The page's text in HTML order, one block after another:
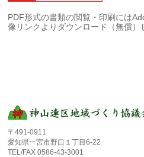
PDF形式の書類の閲覧・印刷には
像リンクよりダウンロード（無償）
〒491-0911
愛知県一宮市野口１丁目6-22
TEL/FAX 0586-43-3001